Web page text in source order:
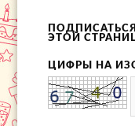
ЭТОЙ
ЦИФРЫ НА